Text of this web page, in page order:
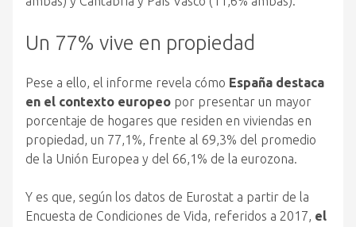
Un 77% vive en propiedad
Pese a ello, el informe revela cómo España destaca
en el contexto europeo por presentar un mayor
porcentaje de hogares que residen en viviendas en
propiedad, un 77,1%, frente al 69,3% del promedio
de la Unión Europea y del 66,1% de la eurozona.
Y es que, según los datos de Eurostat a partir de la
Encuesta de Condiciones de Vida, referidos a 2017, el